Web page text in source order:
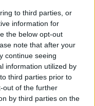
to third parties, or
information for
the below opt-out
note that after your
continue seeing
information utilized by
third parties prior to
out of the further
by third parties on the